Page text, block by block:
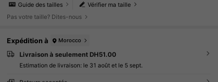
Vérifier ma taille
Guide des tailles
Pas votre taille? Dites-nous
Expédition à Morocco
Livraison à seulement DH51.00
Estimation de livraison: le 31 août et le 5 sept.